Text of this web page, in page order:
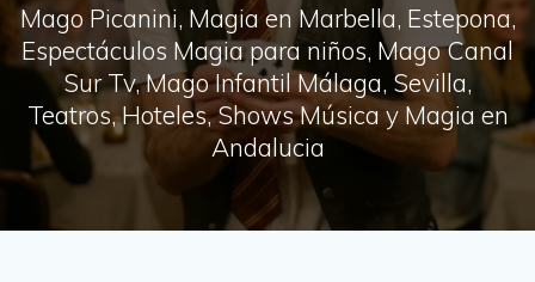
Mago Picanini, Magia en Marbella, Estepona,
Espectáculos Magia para niños, Mago Canal
Sur Tv, Mago Infantil Málaga, Sevilla,
Teatros, Hoteles, Shows Música y Magia en
Andalucia